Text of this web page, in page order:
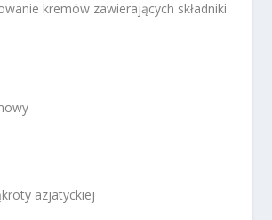
kremów zawierających składniki
azjatyckiej